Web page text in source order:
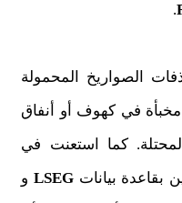
.
الصواريخ المحمولة
في كهوف أو أنفاق
كما استعنت في
بقاعدة بيانات LSEGو